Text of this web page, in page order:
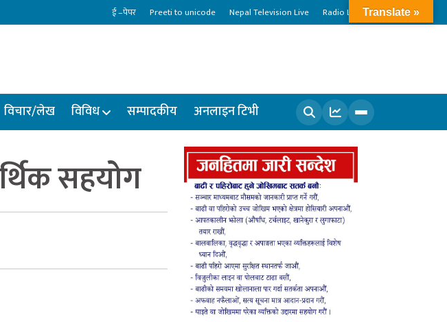
ई –पेपर Preeti to unicode Nepal Television Live Radio Live
विचार/लेख विविध सम्पादकीय अनलाइन टिभी
खोज्नुहोस
सहयोग
Translate »